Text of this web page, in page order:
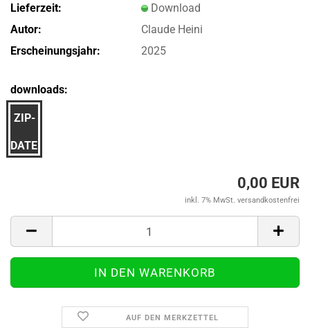
Lieferzeit:
Download
Autor:
Claude Heini
Erscheinungsjahr:
2025
downloads:
ZIP-
DATEI
0,00 EUR
inkl. 7% MwSt. versandkostenfrei
AUF DEN MERKZETTEL